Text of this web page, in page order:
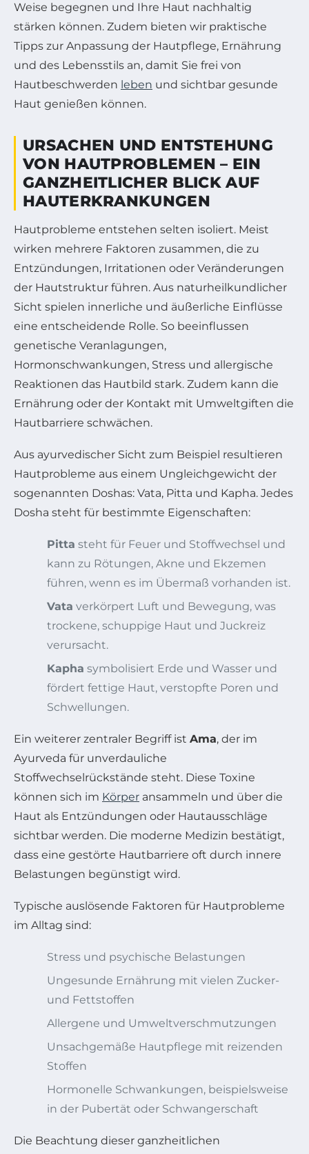
Weise begegnen und Ihre Haut nachhaltig
stärken können. Zudem bieten wir praktische
Tipps zur Anpassung der Hautpflege, Ernährung
und des Lebensstils an, damit Sie frei von
Hautbeschwerden leben und sichtbar gesunde
Haut genießen können.
URSACHEN UND ENTSTEHUNG
VON HAUTPROBLEMEN – EIN
GANZHEITLICHER BLICK AUF
HAUTERKRANKUNGEN
Hautprobleme entstehen selten isoliert. Meist
wirken mehrere Faktoren zusammen, die zu
Entzündungen, Irritationen oder Veränderungen
der Hautstruktur führen. Aus naturheilkundlicher
Sicht spielen innerliche und äußerliche Einflüsse
eine entscheidende Rolle. So beeinflussen
genetische Veranlagungen,
Hormonschwankungen, Stress und allergische
Reaktionen das Hautbild stark. Zudem kann die
Ernährung oder der Kontakt mit Umweltgiften die
Hautbarriere schwächen.
Aus ayurvedischer Sicht zum Beispiel resultieren
Hautprobleme aus einem Ungleichgewicht der
sogenannten Doshas: Vata, Pitta und Kapha. Jedes
Dosha steht für bestimmte Eigenschaften:
Pitta steht für Feuer und Stoffwechsel und
kann zu Rötungen, Akne und Ekzemen
führen, wenn es im Übermaß vorhanden ist.
Vata verkörpert Luft und Bewegung, was
trockene, schuppige Haut und Juckreiz
verursacht.
Kapha symbolisiert Erde und Wasser und
fördert fettige Haut, verstopfte Poren und
Schwellungen.
Ein weiterer zentraler Begriff ist Ama, der im
Ayurveda für unverdauliche
Stoffwechselrückstände steht. Diese Toxine
können sich im Körper ansammeln und über die
Haut als Entzündungen oder Hautausschläge
sichtbar werden. Die moderne Medizin bestätigt,
dass eine gestörte Hautbarriere oft durch innere
Belastungen begünstigt wird.
Typische auslösende Faktoren für Hautprobleme
im Alltag sind:
Stress und psychische Belastungen
Ungesunde Ernährung mit vielen Zucker-
und Fettstoffen
Allergene und Umweltverschmutzungen
Unsachgemäße Hautpflege mit reizenden
Stoffen
Hormonelle Schwankungen, beispielsweise
in der Pubertät oder Schwangerschaft
Die Beachtung dieser ganzheitlichen